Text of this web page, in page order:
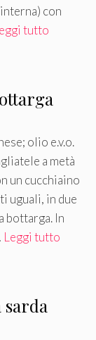
con
tutto
olio e.v.o.
a metà
un cucchiaino
uguali, in due
bottarga. In
Leggi tutto
sarda